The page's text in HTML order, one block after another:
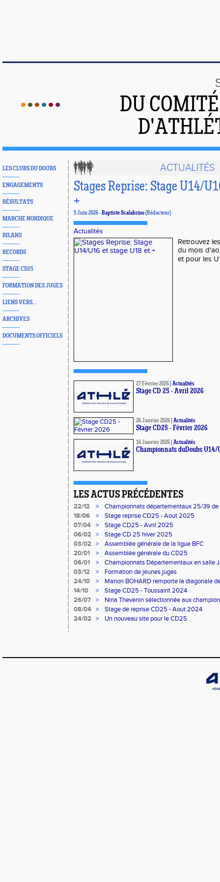
DU
LES CLUBS DU DOUBS
ENGAGEMENTS
RÉSULTATS
MARCHE NORDIQUE
BILANS
RECORDS
STAGE CD25
FORMATION DES JUGES
LIENS VERS...
ARCHIVES
DOCUMENTS OFFICIELS
ACTUALITÉS
Stages Reprise: Stage U14/
+
5 Juin 2026 -Baptiste Scalabrino(Rédacteur)
Actualités
Retrouvez
du mois
et pour les
27 Février 2026 Actualités
Stage CD 25 - Avril 2026
26 Janvier 2026 Actualités
Stage CD25 - Février 2026
16 Janvier 2026 Actualités
Championnats duDoubs U14/
LES ACTUS PRÉCÉDENTES
22/12 >
Championnats départementaux 25/39
18/06
>
Stage reprise CD25 - Aout 2025
07/04
>
Stage CD25 - Avril 2025
06/02
>
Stage CD 25 hiver 2025
03/02
>
Assemblée générale de la ligue BFC
20/01
>
Assemblée générale du CD25
06/01
>
Championnats Départementaux en salle
03/12
>
Formation de jeunes juges
24/10
>
Manon BOHARD remporte la diagonale
14/10
>
Stage CD25 - Toussaint 2024
26/07
>
Nina Thevenin sélectionnée aux
08/04 >
Stage de reprise CD25 - Aout 2024
24/02
> Un nouveau site pour le CD25